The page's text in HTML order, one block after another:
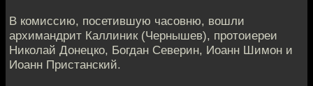
В комиссию, посетившую часовню, вошли
архимандрит Каллиник (Чернышев), протоиереи
Николай Донецко, Богдан Северин, Иоанн Шимон и
Иоанн Пристанский.